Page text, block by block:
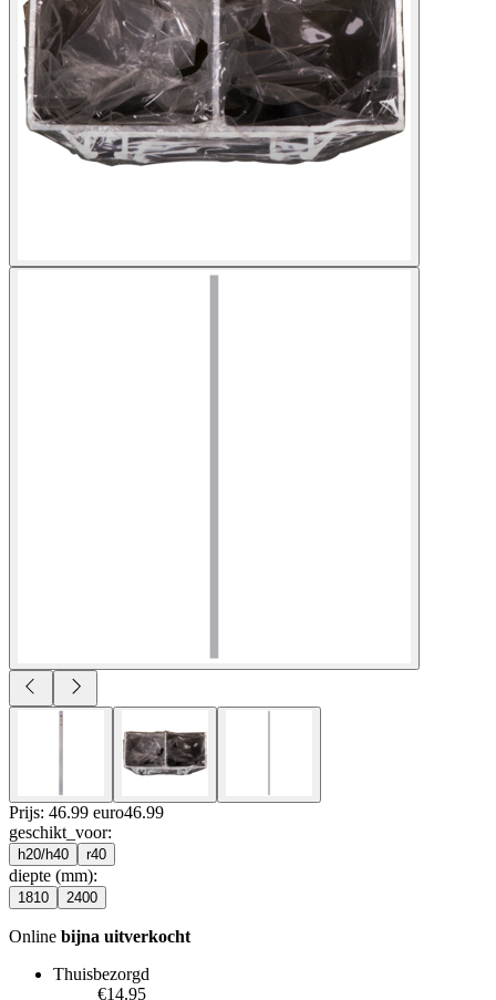
Prijs: 46.99 euro46.99
geschikt_voor:
h20/h40 r40
diepte (mm):
1810 2400
Online bijna uitverkocht
Thuisbezorgd
€14.95